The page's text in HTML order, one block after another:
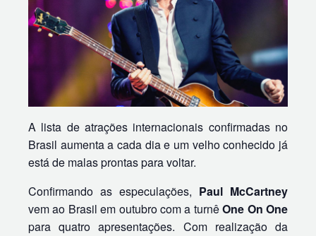
A lista de atrações internacionais confirmadas no
Brasil aumenta a cada dia e um velho conhecido já
está de malas prontas para voltar.
Confirmando as especulações, Paul McCartney
vem ao Brasil em outubro com a turnêOne On One
para quatro apresentações. Com realização da